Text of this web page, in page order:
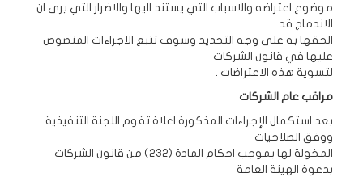
موضوع اعتراضه والاسباب التي يستند اليها والاضرار التي يرى ان
الاندماج قد
الحقها به على وجه التحديد وسوف تتبع الاجراءات المنصوص
عليها في قانون الشركات
لتسوية هذه الاعتراضات .
مراقب عام الشركات
بعد استكمال الإجراءات المذكورة اعلاة تقوم اللجنة التنفيذية
ووفق الصلاحيات
المخولة لها بموجب احكام المادة (232) من قانون الشركات
بدعوة الهيئة العامة